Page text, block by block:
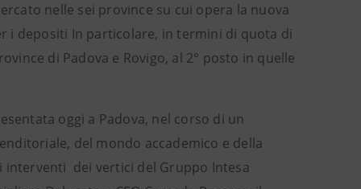
nelle sei province su cui opera la nuova
i depositi In particolare, in termini di quota di
di Padova e Rovigo, al 2° posto in quelle
oggi a Padova, nel corso di un
del mondo accademico e della
interventi dei vertici del Gruppo Intesa